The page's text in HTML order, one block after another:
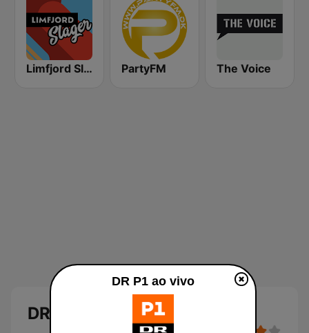
Limfjord Slager PartyFM The Voice
DR P1
DR P1 ao vivo